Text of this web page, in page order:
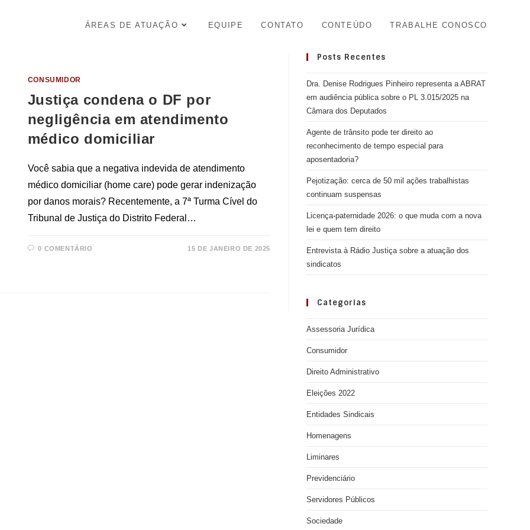
ÁREAS DE ATUAÇÃO EQUIPE CONTATO CONTEÚDO TRABALHE CONOSCO
CONSUMIDOR
Justiça condena o DF por
negligência em atendimento
médico domiciliar
Você sabia que a negativa indevida de atendimento
médico domiciliar (home care) pode gerar indenização
por danos morais? Recentemente, a 7ª Turma Cível do
Tribunal de Justiça do Distrito Federal…
0 COMENTÁRIO 15 DE JANEIRO DE 2025
Posts Recentes
Dra. Denise Rodrigues Pinheiro representa a ABRAT
em audiência pública sobre o PL 3.015/2025 na
Câmara dos Deputados
Agente de trânsito pode ter direito ao
reconhecimento de tempo especial para
aposentadoria?
Pejotização: cerca de 50 mil ações trabalhistas
continuam suspensas
Licença-paternidade 2026: o que muda com a nova
lei e quem tem direito
Entrevista à Rádio Justiça sobre a atuação dos
sindicatos
Categorias
Assessoria Jurídica
Consumidor
Direito Administrativo
Eleições 2022
Entidades Sindicais
Homenagens
Liminares
Previdenciário
Servidores Públicos
Sociedade